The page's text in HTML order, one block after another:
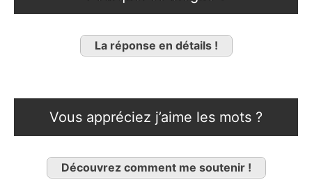
La réponse en détails !
Vous appréciez j’aime les mots ?
Découvrez comment me soutenir !